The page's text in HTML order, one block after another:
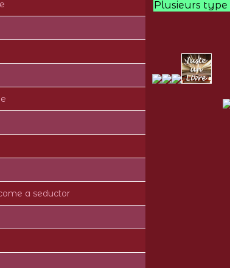
a seductor
Plusieurs type